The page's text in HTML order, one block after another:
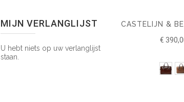
€
MIJN VERLANGLIJST
U hebt niets op uw verlanglijst
staan.